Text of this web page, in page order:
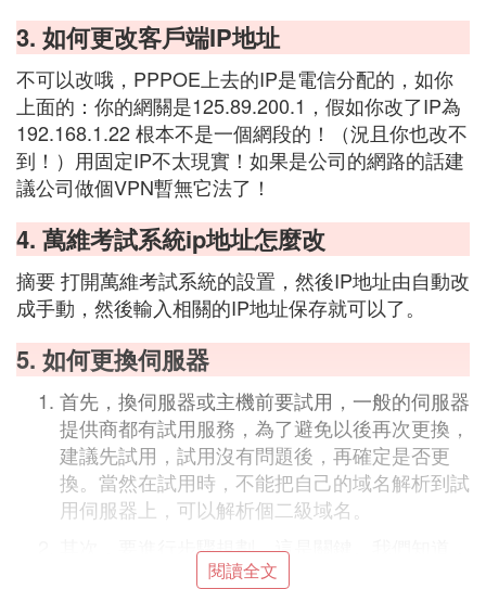
3. 如何更改客戶端IP地址
不可以改哦，PPPOE上去的IP是電信分配的，如你
上面的：你的網關是125.89.200.1，假如你改了IP為
192.168.1.22 根本不是一個網段的！（況且你也改不
到！）用固定IP不太現實！如果是公司的網路的話建
議公司做個VPN暫無它法了！
4. 萬維考試系統ip地址怎麼改
摘要 打開萬維考試系統的設置，然後IP地址由自動改
成手動，然後輸入相關的IP地址保存就可以了。
5. 如何更換伺服器
首先，換伺服器或主機前要試用，一般的伺服器
提供商都有試用服務，為了避免以後再次更換，
建議先試用，試用沒有問題後，再確定是否更
換。當然在試用時，不能把自己的域名解析到試
用伺服器上，可以解析個二級域名。
其次，要進行步驟規劃，這是關鍵。我們知道，
要更換伺服器，需要做這些工作：備份程序和數
閱讀全文